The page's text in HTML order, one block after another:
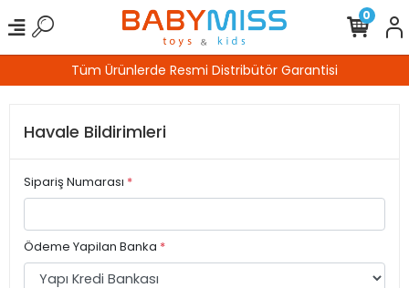
Tüm Ürünlerde Resmi Distribütör Garantisi
0
Havale Bildirimleri
Sipariş Numarası *
Ödeme Yapilan Banka *